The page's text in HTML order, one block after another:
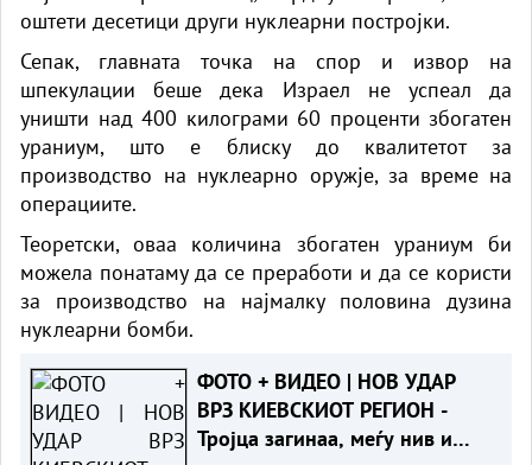
оштети десетици други нуклеарни постројки.
Сепак, главната точка на спор и извор на
шпекулации беше дека Израел не успеал да
уништи над 400 килограми 60 проценти збогатен
ураниум, што е блиску до квалитетот за
производство на нуклеарно оружје, за време на
операциите.
Теоретски, оваа количина збогатен ураниум би
можела понатаму да се преработи и да се користи
за производство на најмалку половина дузина
нуклеарни бомби.
ФОТО + ВИДЕО | НОВ УДАР
ВРЗ КИЕВСКИОТ РЕГИОН -
Тројца загинаа, меѓу нив и